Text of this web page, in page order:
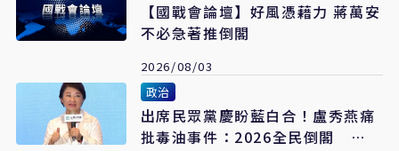
【國戰會論壇】好風憑藉力 蔣萬安
不必急著推倒閣
2026/08/03
政治
出席民眾黨慶盼藍白合！盧秀燕痛
批毒油事件：2026全民倒閣